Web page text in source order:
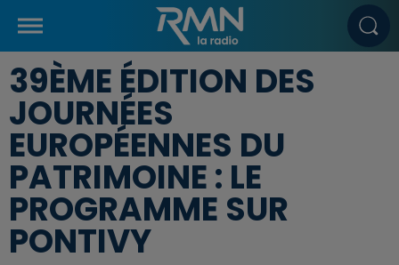
39ÈME ÉDITION DES
JOURNÉES
EUROPÉENNES DU
PATRIMOINE : LE
PROGRAMME SUR
PONTIVY